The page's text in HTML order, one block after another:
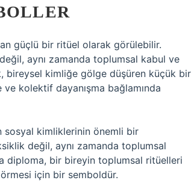
güçlü bir ritüel olarak görülebilir.
aynı zamanda toplumsal kabul ve
bireysel kimliğe gölge düşüren küçük bir
kolektif dayanışma bağlamında
sosyal kimliklerinin önemli bir
değil, aynı zamanda toplumsal
diploma, bir bireyin toplumsal ritüelleri
için bir semboldür.